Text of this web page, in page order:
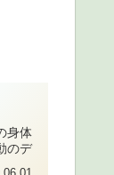
身体
のデ